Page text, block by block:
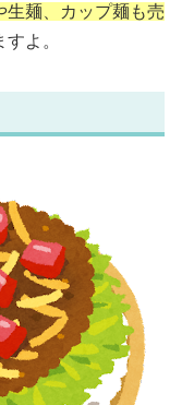
生麺、カップ麺も売
よ。